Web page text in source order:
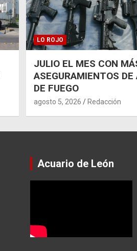
LO ROJO
JULIO EL MES CON
ASEGURAMIENTOS DE
DE FUEGO
agosto 5, 2026 Redacción
Acuario de León